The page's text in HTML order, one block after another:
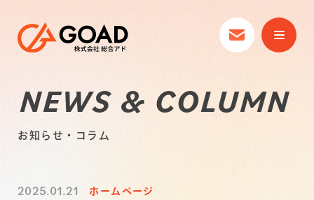
NEWS & COLUMN
お知らせ・コラム
2025.01.21 ホームページ